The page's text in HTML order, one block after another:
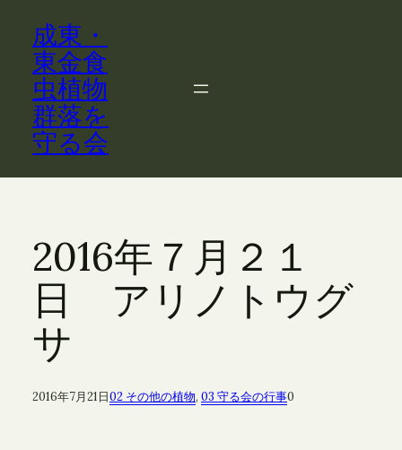
成東・
東金食
虫植物
群落を
守る会
2016年７月２１
日 アリノトウグ
サ
2016年7月21日02 その他の植物, 03 守る会の行事0